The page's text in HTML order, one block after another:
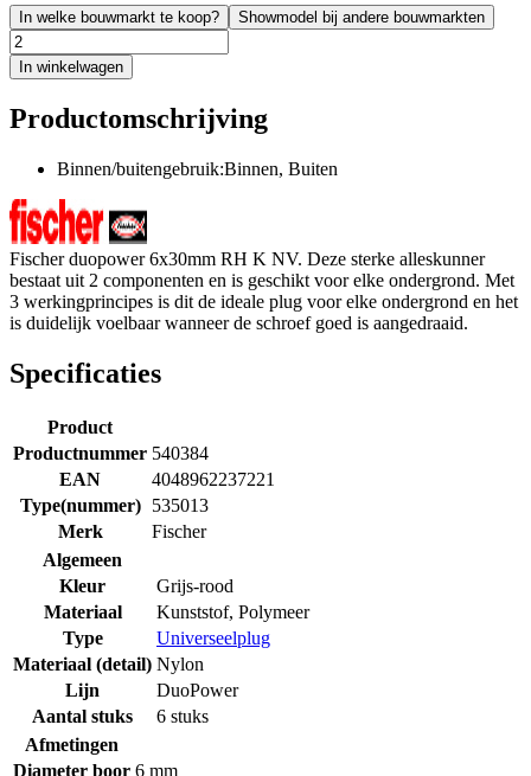
In welke bouwmarkt te koop? Showmodel bij andere bouwmarkten
In winkelwagen
Productomschrijving
Binnen/buitengebruik:Binnen, Buiten
Fischer duopower 6x30mm RH K NV. Deze sterke alleskunner
bestaat uit 2 componenten en is geschikt voor elke ondergrond. Met
3 werkingprincipes is dit de ideale plug voor elke ondergrond en het
is duidelijk voelbaar wanneer de schroef goed is aangedraaid.
Specificaties
Product
Productnummer 540384
EAN
4048962237221
Type(nummer)
535013
Merk
Fischer
Algemeen
Kleur
Grijs-rood
Materiaal
Kunststof, Polymeer
Type
Universeelplug
Materiaal (detail) Nylon
Lijn
DuoPower
Aantal stuks
6 stuks
Afmetingen
Diameter boor 6 mm